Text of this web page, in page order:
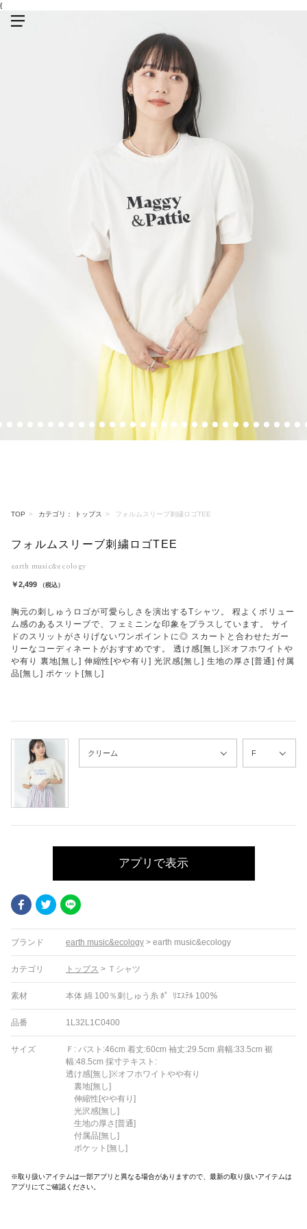
{
TOP カテゴリ： トップス フォルムスリーブ刺繍ロゴTEE
フォルムスリーブ刺繍ロゴTEE
earth music&ecology
￥2,499 （税込）
胸元の刺しゅうロゴが可愛らしさを演出するTシャツ。 程よくボリュー
ム感のあるスリーブで、フェミニンな印象をプラスしています。 サイ
ドのスリットがさりげないワンポイントに◎ スカートと合わせたガー
リーなコーディネートがおすすめです。 透け感[無し]※オフホワイトや
や有り 裏地[無し] 伸縮性[やや有り] 光沢感[無し] 生地の厚さ[普通] 付属
品[無し] ポケット[無し]
アプリで表示
FacebookTwitter
ブランド earth music&ecology > earth music&ecology
カテゴリ トップス > Ｔシャツ
素材 本体 綿 100％刺しゅう糸 ﾎ゜ﾘｴｽﾃﾙ 100％
品番 1L32L1C0400
サイズ
Ｆ: バスト:46cm 着丈:60cm 袖丈:29.5cm 肩幅:33.5cm 裾
幅:48.5cm 採寸テキスト:
透け感[無し]※オフホワイトやや有り
裏地[無し]
伸縮性[やや有り]
光沢感[無し]
生地の厚さ[普通]
付属品[無し]
ポケット[無し]
※取り扱いアイテムは一部アプリと異なる場合がありますので、最新の取り扱いアイテムは
アプリにてご確認ください。
8 11 12 13 14 15 16 17 18 19 20 21 22 23 24 25 26 27 28 29 30 31 32 33 34